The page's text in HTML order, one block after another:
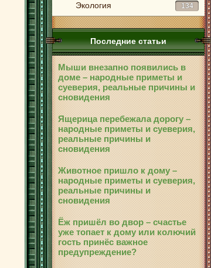
Экология 134
Последние статьи
Мыши внезапно появились в
доме – народные приметы и
суеверия, реальные причины и
сновидения
Ящерица перебежала дорогу –
народные приметы и суеверия,
реальные причины и
сновидения
Животное пришло к дому –
народные приметы и суеверия,
реальные причины и
сновидения
Ёж пришёл во двор – счастье
уже топает к дому или колючий
гость принёс важное
предупреждение?